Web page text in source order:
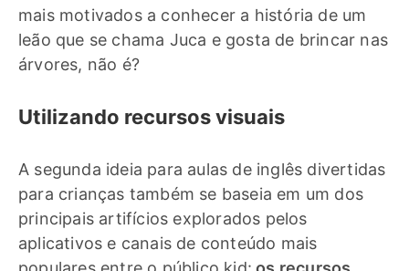
mais motivados a conhecer a história de um
leão que se chama Juca e gosta de brincar nas
árvores, não é?
Utilizando recursos visuais
A segunda ideia para aulas de inglês divertidas
para crianças também se baseia em um dos
principais artifícios explorados pelos
aplicativos e canais de conteúdo mais